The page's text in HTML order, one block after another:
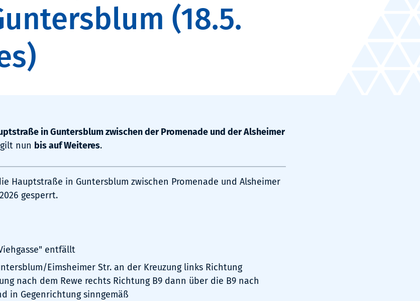
(18.5.
in Guntersblum zwischen der Promenade und der Alsheimer
nun bis auf Weiteres.
Hauptstraße in Guntersblum zwischen Promenade und Alsheimer
gesperrt.
entfällt
Eimsheimer Str. an der Kreuzung links Richtung
nach dem Rewe rechts Richtung B9 dann über die B9 nach
in Gegenrichtung sinngemäß